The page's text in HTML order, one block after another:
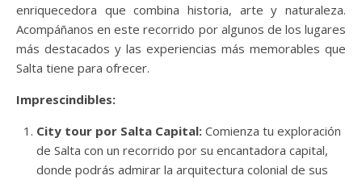
enriquecedora que combina historia, arte y naturaleza.
Acompáñanos en este recorrido por algunos de los lugares
más destacados y las experiencias más memorables que
Salta tiene para ofrecer.
Imprescindibles:
City tour por Salta Capital: Comienza tu exploración
de Salta con un recorrido por su encantadora capital,
donde podrás admirar la arquitectura colonial de sus